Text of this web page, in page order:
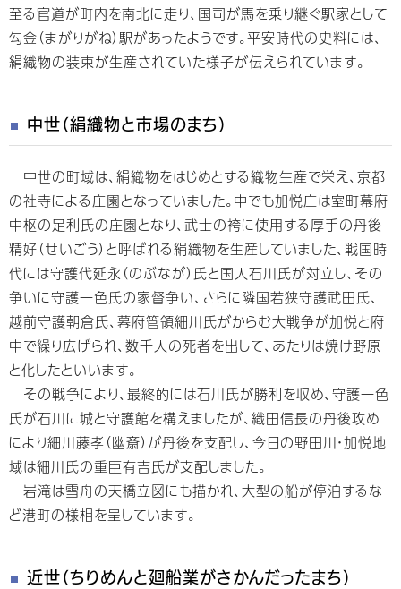
至る官道が町内を南北に走り、国司が馬を乗り継ぐ駅家として
勾金（まがりがね）駅があったようです。平安時代の史料には、
絹織物の装束が生産されていた様子が伝えられています。
中世（絹織物と市場のまち）
中世の町域は、絹織物をはじめとする織物生産で栄え、京都
の社寺による庄園となっていました。中でも加悦庄は室町幕府
中枢の足利氏の庄園となり、武士の袴に使用する厚手の丹後
精好（せいごう）と呼ばれる絹織物を生産していました、戦国時
代には守護代延永（のぶなが）氏と国人石川氏が対立し、その
争いに守護一色氏の家督争い、さらに隣国若狭守護武田氏、
越前守護朝倉氏、幕府管領細川氏がからむ大戦争が加悦と府
中で繰り広げられ、数千人の死者を出して、あたりは焼け野原
と化したといいます。
その戦争により、最終的には石川氏が勝利を収め、守護一色
氏が石川に城と守護館を構えましたが、織田信長の丹後攻め
により細川藤孝（幽斎）が丹後を支配し、今日の野田川・加悦地
域は細川氏の重臣有吉氏が支配しました。
岩滝は雪舟の天橋立図にも描かれ、大型の船が停泊するな
ど港町の様相を呈しています。
近世（ちりめんと廻船業がさかんだったまち）